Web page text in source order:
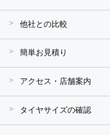
他社との比較
簡単お見積り
アクセス・店舗案内
タイヤサイズの確認